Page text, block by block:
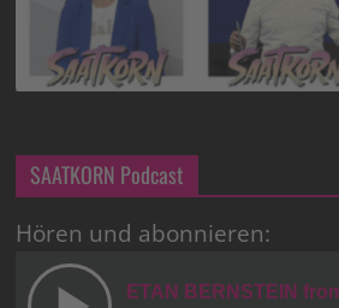
SAATKORN Podcast
Hören und abonnieren: